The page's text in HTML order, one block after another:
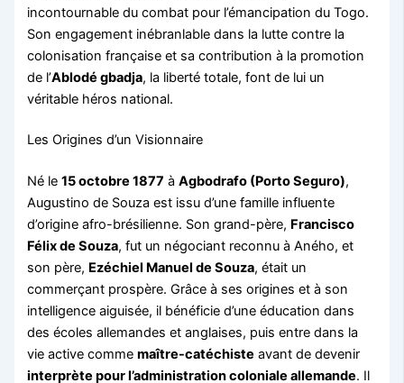
incontournable du combat pour l’émancipation du Togo.
Son engagement inébranlable dans la lutte contre la
colonisation française et sa contribution à la promotion
de l’Ablodé gbadja, la liberté totale, font de lui un
véritable héros national.
Les Origines d’un Visionnaire
Né le15 octobre 1877 àAgbodrafo (Porto Seguro),
Augustino de Souza est issu d’une famille influente
d’origine afro-brésilienne. Son grand-père, Francisco
Félix de Souza, fut un négociant reconnu à Aného, et
son père, Ezéchiel Manuel de Souza, était un
commerçant prospère. Grâce à ses origines et à son
intelligence aiguisée, il bénéficie d’une éducation dans
des écoles allemandes et anglaises, puis entre dans la
vie active commemaître-catéchiste avant de devenir
interprète pour l’administration coloniale allemande. Il